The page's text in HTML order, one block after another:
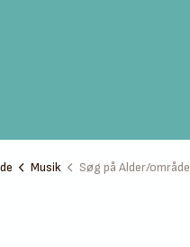
Musik Søg på Alder/område